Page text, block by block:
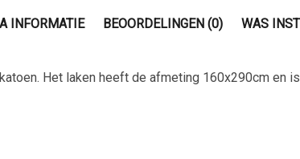
INFORMATIE BEOORDELINGEN (0) WAS
Het laken heeft de afmeting 160x290cm en